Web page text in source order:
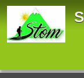
Panneau de